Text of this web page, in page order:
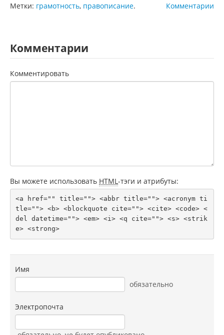
Комментарии
Метки: грамотность, правописание.
Комментарии
Комментировать
Вы можете использовать HTML -тэги и атрибуты:
<a href="" title=""> <abbr title=""> <acronym ti
tle=""> <b> <blockquote cite=""> <cite> <code> <
del datetime=""> <em> <i> <q cite=""> <s> <strik
e> <strong>
Имя
обязательно
Электропочта